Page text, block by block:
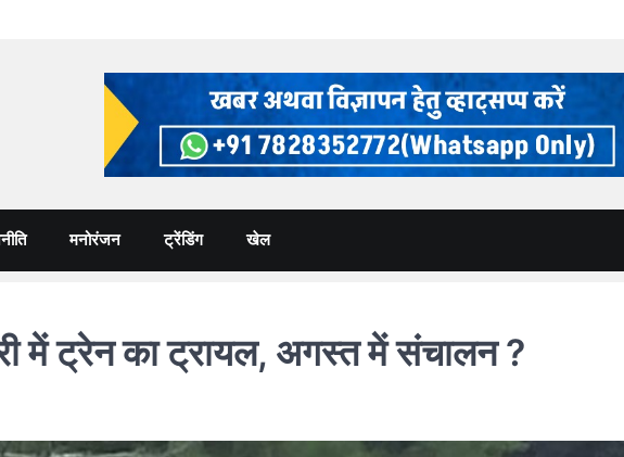
मनोरंजन ट्रेंडिंग खेल
ट्रेन का ट्रायल, अगस्त में संचालन ?